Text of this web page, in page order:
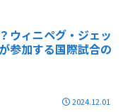
ウィニペグ・ジェッ
参加する国際試合の
2024.12.01